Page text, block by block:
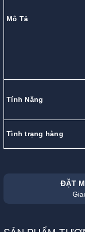
Mô Tả
Tính Năng
Tình trạng hàng
ĐẶT